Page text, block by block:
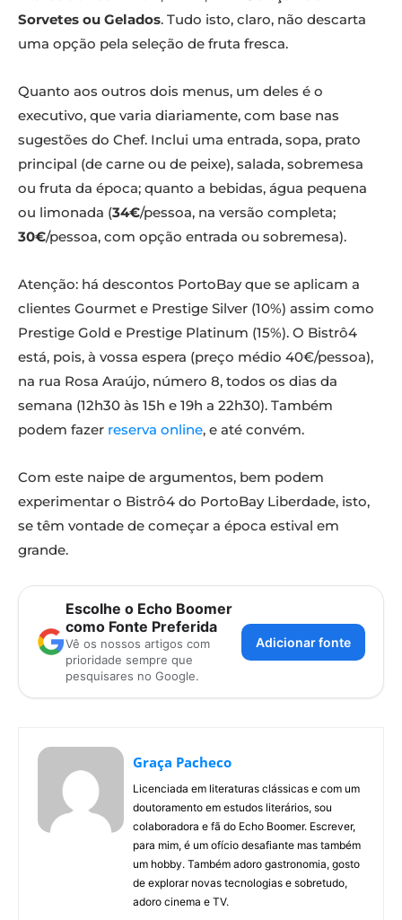
Sorvetes ou Gelados. Tudo isto, claro, não descarta
uma opção pela seleção de fruta fresca.
Quanto aos outros dois menus, um deles é o
executivo, que varia diariamente, com base nas
sugestões do Chef. Inclui uma entrada, sopa, prato
principal (de carne ou de peixe), salada, sobremesa
ou fruta da época; quanto a bebidas, água pequena
ou limonada (34€/pessoa, na versão completa;
30€/pessoa, com opção entrada ou sobremesa).
Atenção: há descontos PortoBay que se aplicam a
clientes Gourmet e Prestige Silver (10%) assim como
Prestige Gold e Prestige Platinum (15%). O Bistrô4
está, pois, à vossa espera (preço médio 40€/pessoa),
na rua Rosa Araújo, número 8, todos os dias da
semana (12h30 às 15h e 19h a 22h30). Também
podem fazer reserva online, e até convém.
Com este naipe de argumentos, bem podem
experimentar o Bistrô4 do PortoBay Liberdade, isto,
se têm vontade de começar a época estival em
grande.
Escolhe o Echo Boomer
como Fonte Preferida
Vê os nossos artigos com
prioridade sempre que
pesquisares no Google.
Adicionar fonte
Graça Pacheco
Licenciada em literaturas clássicas e com um
doutoramento em estudos literários, sou
colaboradora e fã do Echo Boomer. Escrever,
para mim, é um ofício desafiante mas também
um hobby. Também adoro gastronomia, gosto
de explorar novas tecnologias e sobretudo,
adoro cinema e TV.